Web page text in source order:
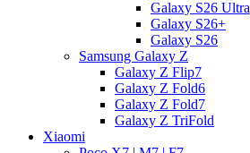
Galaxy S26 Ultra
Galaxy S26+
Galaxy S26
Samsung Galaxy Z
Galaxy Z Flip7
Galaxy Z Fold6
Galaxy Z Fold7
Galaxy Z TriFold
Xiaomi